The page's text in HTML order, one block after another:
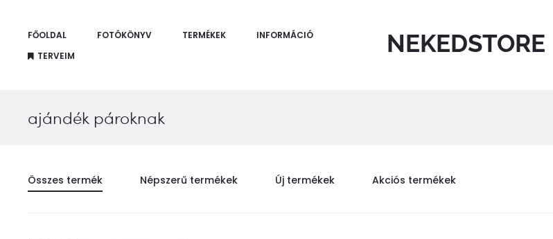
FŐOLDAL FOTÓKÖNYV TERMÉKEK
INFORMÁCIÓ
TERVEIM
NEKEDSTORE
ajándék pároknak
Összes termék Népszerű termékek Új termékek Akciós termékek